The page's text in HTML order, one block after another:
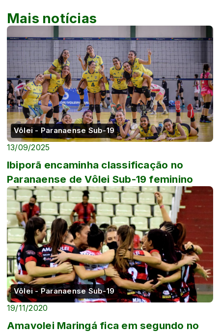
Mais notícias
Vôlei - Paranaense Sub-19
13/09/2025
Ibiporã encaminha classificação no
Paranaense de Vôlei Sub-19 feminino
Vôlei - Paranaense Sub-19
19/11/2020
Amavolei Maringá fica em segundo no